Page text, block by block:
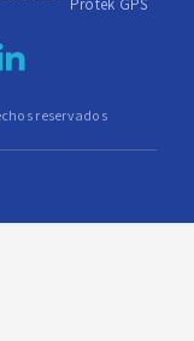
reservados